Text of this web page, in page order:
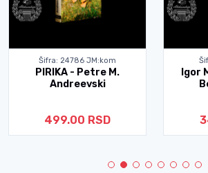
Šifra: 24786 JM:kom
PIRIKA - Petre M.
Andreevski
499.00 RSD
Igor